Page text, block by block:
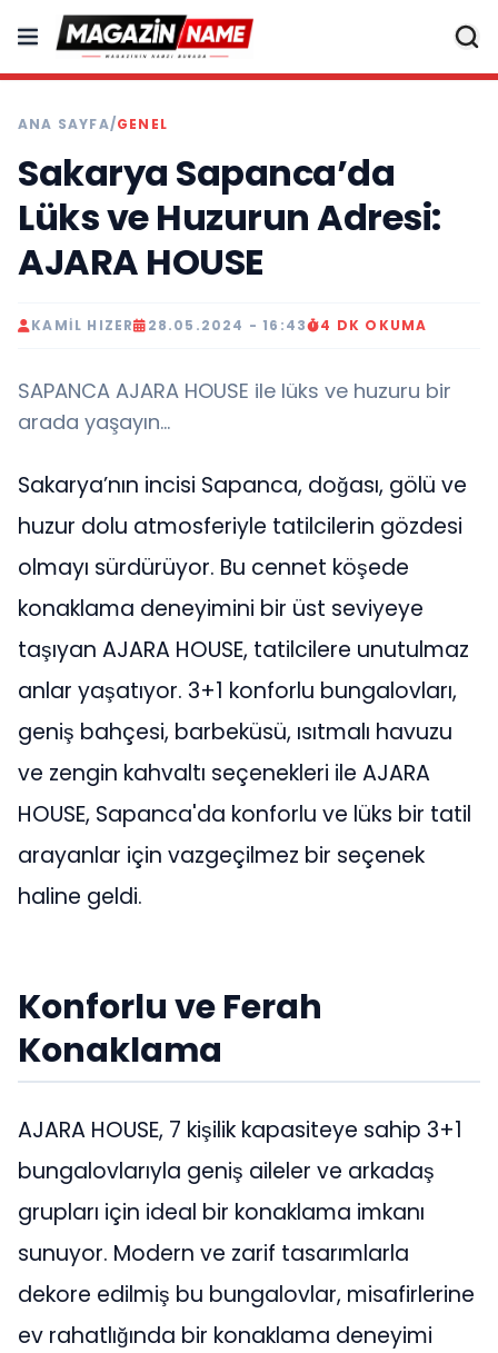
ANA SAYFA/GENEL
Sakarya Sapanca’da
Lüks ve Huzurun Adresi:
AJARA HOUSE
KAMIL HIZER 28.05.2024 - 16:43 4 DK OKUMA
SAPANCA AJARA HOUSE ile lüks ve huzuru bir
arada yaşayın...
Sakarya’nın incisi Sapanca, doğası, gölü ve
huzur dolu atmosferiyle tatilcilerin gözdesi
olmayı sürdürüyor. Bu cennet köşede
konaklama deneyimini bir üst seviyeye
taşıyan AJARA HOUSE, tatilcilere unutulmaz
anlar yaşatıyor. 3+1 konforlu bungalovları,
geniş bahçesi, barbeküsü, ısıtmalı havuzu
ve zengin kahvaltı seçenekleri ile AJARA
HOUSE, Sapanca'da konforlu ve lüks bir tatil
arayanlar için vazgeçilmez bir seçenek
haline geldi.
Konforlu ve Ferah
Konaklama
AJARA HOUSE, 7 kişilik kapasiteye sahip 3+1
bungalovlarıyla geniş aileler ve arkadaş
grupları için ideal bir konaklama imkanı
sunuyor. Modern ve zarif tasarımlarla
dekore edilmiş bu bungalovlar, misafirlerine
ev rahatlığında bir konaklama deneyimi